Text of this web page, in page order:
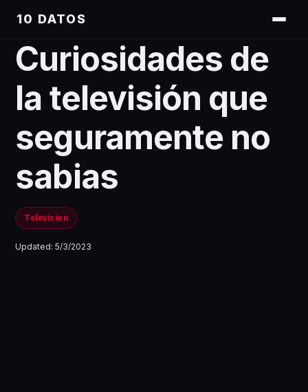
10 DATOS
Curiosidades de
la televisión que
seguramente no
sabias
Television
Updated:5/3/2023